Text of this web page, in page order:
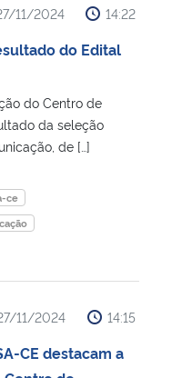
11/2024 14:22
do Edital
do Centro de
da seleção
de […]
ce
11/2024 14:15
CE destacam a